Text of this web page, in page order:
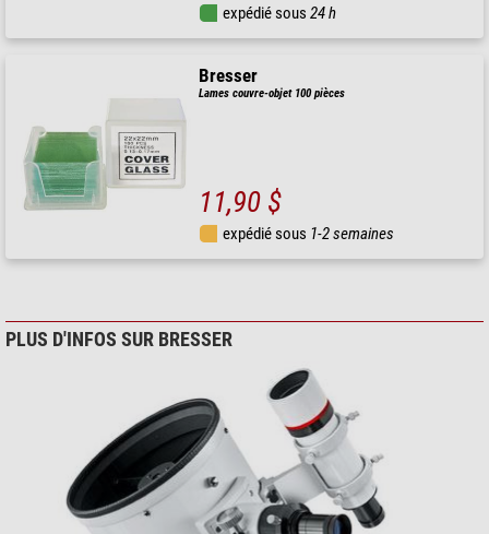
expédié sous24 h
Bresser
Lames couvre-objet 100 pièces
11,90 $
expédié sous 1-2 semaines
PLUS D'INFOS SUR BRESSER